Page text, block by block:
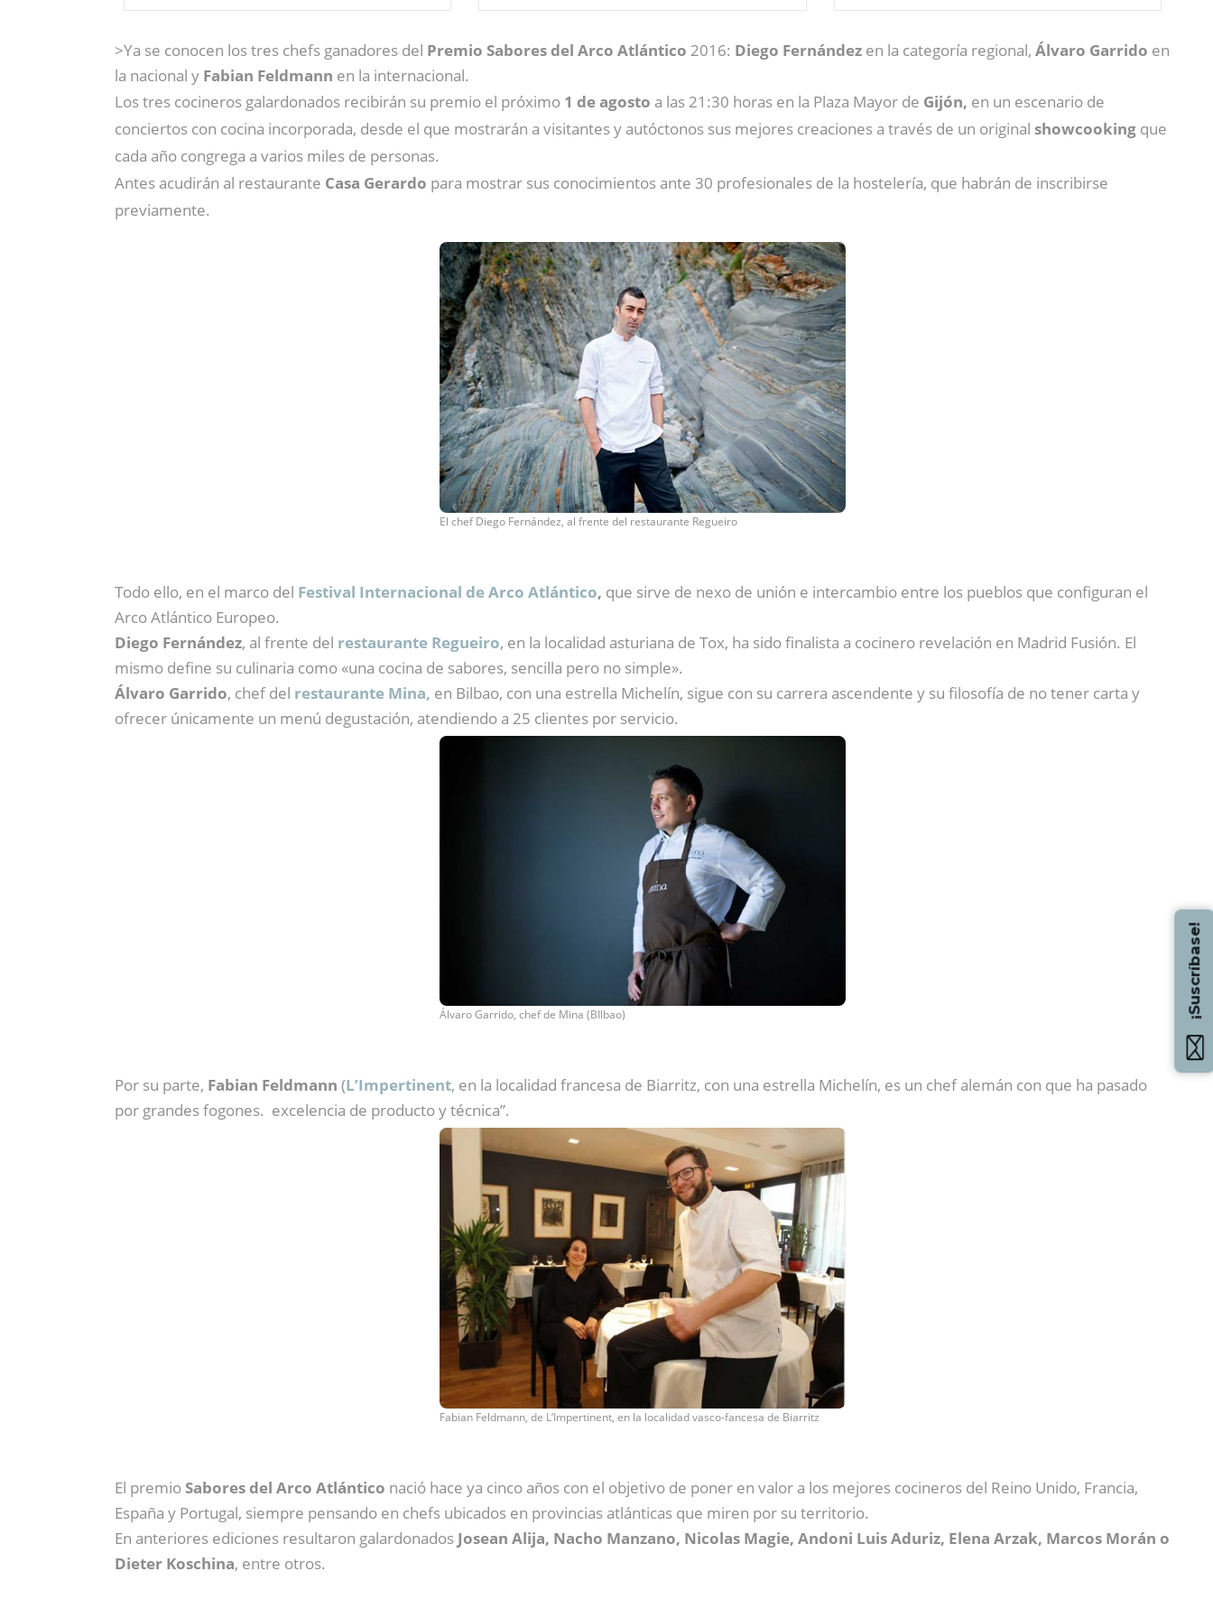
>Ya se conocen los tres chefs ganadores del Premio Sabores del Arco Atlántico 2016: Diego Fernández en la categoría regional, Álvaro Garrido en
la nacional y Fabian Feldmann en la internacional.
Los tres cocineros galardonados recibirán su premio el próximo 1 de agosto a las 21:30 horas en la Plaza Mayor de Gijón, en un escenario de
conciertos con cocina incorporada, desde el que mostrarán a visitantes y autóctonos sus mejores creaciones a través de un original showcooking que
cada año congrega a varios miles de personas.
Antes acudirán al restaurante Casa Gerardo para mostrar sus conocimientos ante 30 profesionales de la hostelería, que habrán de inscribirse
previamente.
El chef Diego Fernández, al frente del restaurante Regueiro
Todo ello, en el marco del Festival Internacional de Arco Atlántico, que sirve de nexo de unión e intercambio entre los pueblos que configuran el
Arco Atlántico Europeo.
Diego Fernández, al frente del restaurante Regueiro, en la localidad asturiana de Tox, ha sido finalista a cocinero revelación en Madrid Fusión. El
mismo define su culinaria como «una cocina de sabores, sencilla pero no simple».
Álvaro Garrido, chef del restaurante Mina, en Bilbao, con una estrella Michelín, sigue con su carrera ascendente y su filosofía de no tener carta y
ofrecer únicamente un menú degustación, atendiendo a 25 clientes por servicio.
Álvaro Garrido, chef de Mina (BIlbao)
Por su parte, Fabian Feldmann (L’Impertinent, en la localidad francesa de Biarritz, con una estrella Michelín, es un chef alemán con que ha pasado
por grandes fogones. excelencia de producto y técnica”.
Fabian Feldmann, de L’Impertinent, en la localidad vasco-fancesa de Biarritz
El premioSabores del Arco Atlántico nació hace ya cinco años con el objetivo de poner en valor a los mejores cocineros del Reino Unido, Francia,
España y Portugal, siempre pensando en chefs ubicados en provincias atlánticas que miren por su territorio.
En anteriores ediciones resultaron galardonados Josean Alija, Nacho Manzano, Nicolas Magie, Andoni Luis Aduriz, Elena Arzak, Marcos Morán o
Dieter Koschina, entre otros.
¡Suscríbase!